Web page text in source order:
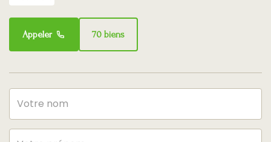
Appeler 70 biens